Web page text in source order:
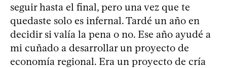
seguir hasta el final, pero una vez que te
quedaste solo es infernal. Tardé un año en
decidir si valía la pena o no. Ese año ayudé a
mi cuñado a desarrollar un proyecto de
economía regional. Era un proyecto de cría